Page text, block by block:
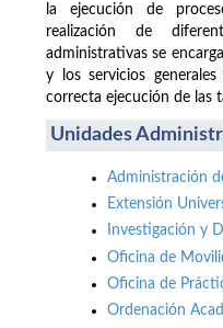
la ejecución de
realización de
administrativas se
y los servicios
correcta ejecución de las
Unidades
Administración
Extensión
Investigación y
Oficina de
Oficina de
Ordenación